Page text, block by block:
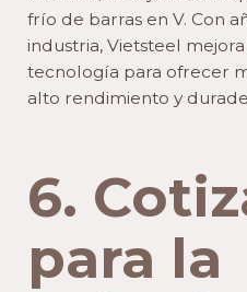
frío de barras en V. Con
industria, Vietsteel
tecnología para ofrecer
alto rendimiento y
6.
para la